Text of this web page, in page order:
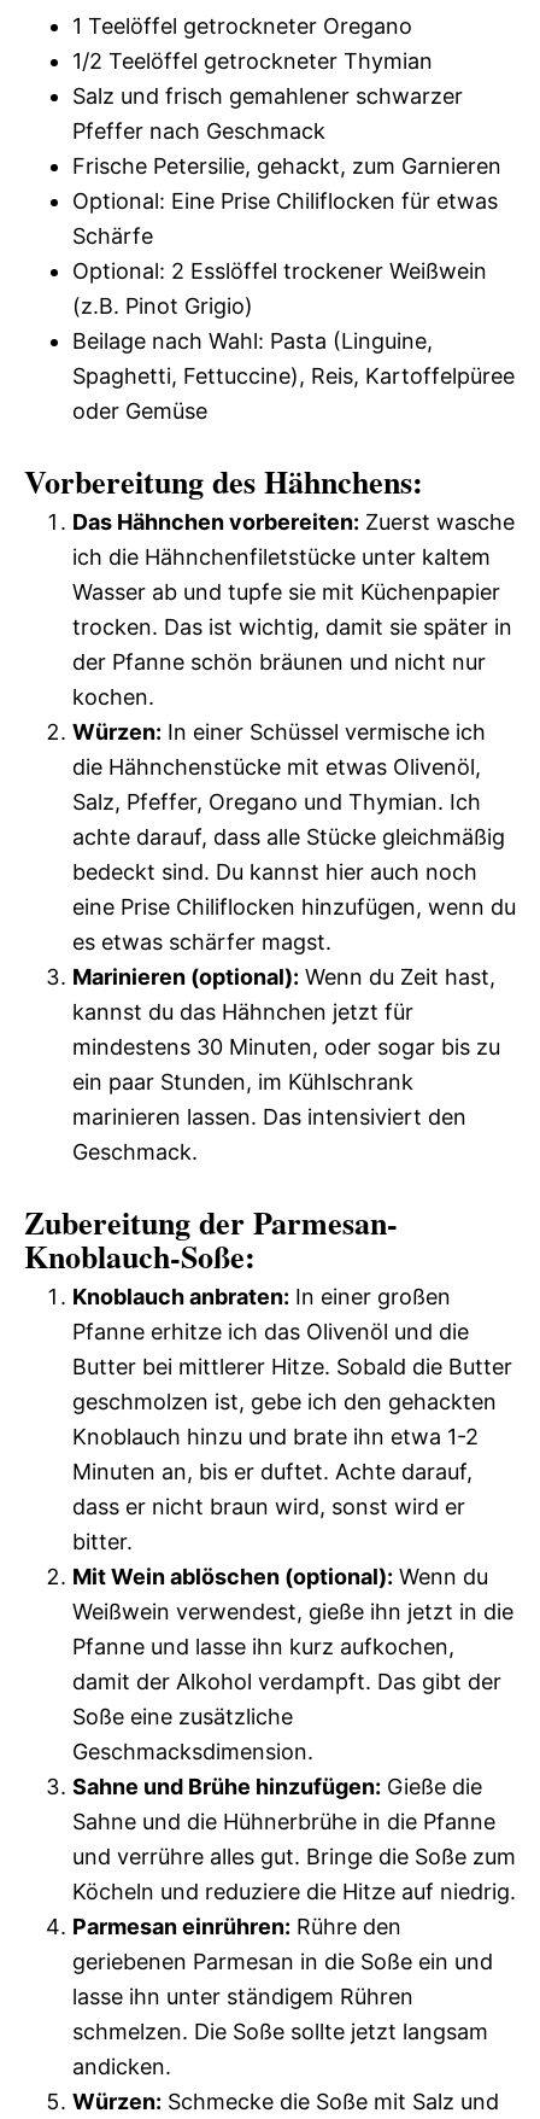
1 Teelöffel getrockneter Oregano
1/2 Teelöffel getrockneter Thymian
Salz und frisch gemahlener schwarzer
Pfeffer nach Geschmack
Frische Petersilie, gehackt, zum Garnieren
Optional: Eine Prise Chiliflocken für etwas
Schärfe
Optional: 2 Esslöffel trockener Weißwein
(z.B. Pinot Grigio)
Beilage nach Wahl: Pasta (Linguine,
Spaghetti, Fettuccine), Reis, Kartoffelpüree
oder Gemüse
Vorbereitung des Hähnchens:
Das Hähnchen vorbereiten: Zuerst wasche
ich die Hähnchenfiletstücke unter kaltem
Wasser ab und tupfe sie mit Küchenpapier
trocken. Das ist wichtig, damit sie später in
der Pfanne schön bräunen und nicht nur
kochen.
Würzen: In einer Schüssel vermische ich
die Hähnchenstücke mit etwas Olivenöl,
Salz, Pfeffer, Oregano und Thymian. Ich
achte darauf, dass alle Stücke gleichmäßig
bedeckt sind. Du kannst hier auch noch
eine Prise Chiliflocken hinzufügen, wenn du
es etwas schärfer magst.
Marinieren (optional): Wenn du Zeit hast,
kannst du das Hähnchen jetzt für
mindestens 30 Minuten, oder sogar bis zu
ein paar Stunden, im Kühlschrank
marinieren lassen. Das intensiviert den
Geschmack.
Zubereitung der Parmesan-
Knoblauch-Soße:
Knoblauch anbraten: In einer großen
Pfanne erhitze ich das Olivenöl und die
Butter bei mittlerer Hitze. Sobald die Butter
geschmolzen ist, gebe ich den gehackten
Knoblauch hinzu und brate ihn etwa 1-2
Minuten an, bis er duftet. Achte darauf,
dass er nicht braun wird, sonst wird er
bitter.
Mit Wein ablöschen (optional): Wenn du
Weißwein verwendest, gieße ihn jetzt in die
Pfanne und lasse ihn kurz aufkochen,
damit der Alkohol verdampft. Das gibt der
Soße eine zusätzliche
Geschmacksdimension.
Sahne und Brühe hinzufügen: Gieße die
Sahne und die Hühnerbrühe in die Pfanne
und verrühre alles gut. Bringe die Soße zum
Köcheln und reduziere die Hitze auf niedrig.
Parmesan einrühren: Rühre den
geriebenen Parmesan in die Soße ein und
lasse ihn unter ständigem Rühren
schmelzen. Die Soße sollte jetzt langsam
andicken.
Würzen: Schmecke die Soße mit Salz und